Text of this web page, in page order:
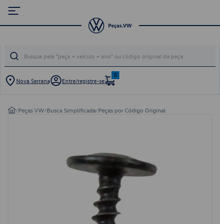
Nova Serrana Entre/registre-se
0
/Peças VW/Busca Simplificada/Peças por Código Original